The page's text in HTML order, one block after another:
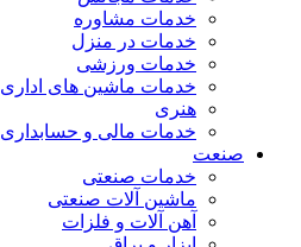
خدمات مشاوره
خدمات در منزل
خدمات ورزشی
خدمات ماشین های اداری
هنری
خدمات مالی و حسابداری
صنعت
خدمات صنعتی
ماشین آلات صنعتی
آهن آلات و فلزات